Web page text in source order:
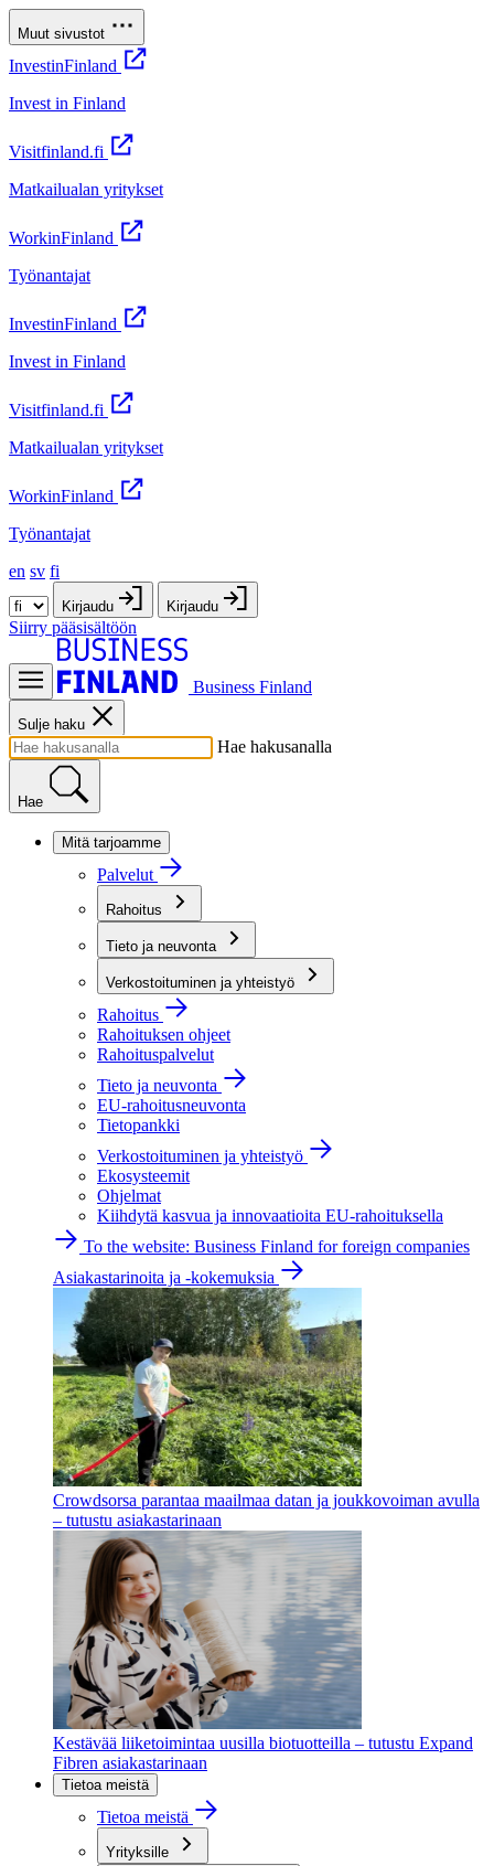
Muut sivustot
InvestinFinland
Invest in Finland
Visitfinland.fi
Matkailualan yritykset
WorkinFinland
Työnantajat
InvestinFinland
Invest in Finland
Visitfinland.fi
Matkailualan yritykset
WorkinFinland
Työnantajat
en sv fi
Kirjaudu Kirjaudu
Siirry pääsisältöön
Business Finland
Sulje haku
Hae hakusanalla
Hae
Mitä tarjoamme
Palvelut
Rahoitus
Tieto ja neuvonta
Verkostoituminen ja yhteistyö
Rahoitus
Rahoituksen ohjeet
Rahoituspalvelut
Tieto ja neuvonta
EU-rahoitusneuvonta
Tietopankki
Verkostoituminen ja yhteistyö
Ekosysteemit
Ohjelmat
Kiihdytä kasvua ja innovaatioita EU-rahoituksella
To the website: Business Finland for foreign companies
Asiakastarinoita ja -kokemuksia
Crowdsorsa parantaa maailmaa datan ja joukkovoiman avulla
– tutustu asiakastarinaan
Kestävää liiketoimintaa uusilla biotuotteilla – tutustu Expand
Fibren asiakastarinaan
Tietoa meistä
Tietoa meistä
Yrityksille